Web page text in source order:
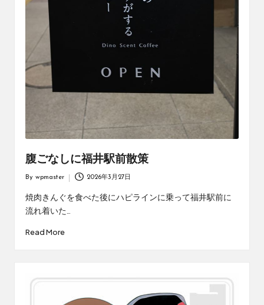
腹ごなしに福井駅前散策
by
By wpmaster 2026年3月27日
焼肉きんぐを食べた後にハピラインに乗って福井駅前に
流れ着いた…
Read More